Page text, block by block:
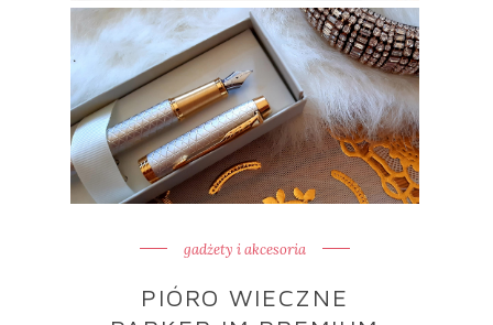
gadżety i akcesoria
PIÓRO WIECZNE